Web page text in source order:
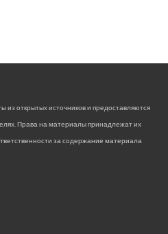
из открытых источников и предоставляются
Права на материалы принадлежат их
за содержание материала